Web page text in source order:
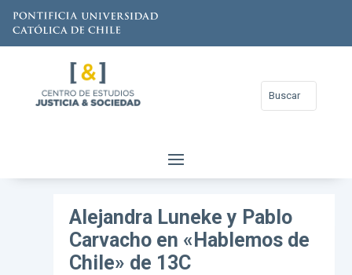
Alejandra Luneke y Pablo
Carvacho en «Hablemos de
Chile» de 13C